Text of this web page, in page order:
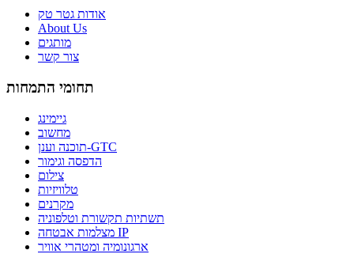
אודות גטר טק
About Us
מותגים
צור קשר
תחומי התמחות
גיימינג
מחשוב
תוכנה וענן-GTC
הדפסה וגימור
צילום
טלוויזיות
מקרנים
תשתיות תקשורת וטלפוניה
מצלמות אבטחה IP
ארגונומיה ומטהרי אוויר